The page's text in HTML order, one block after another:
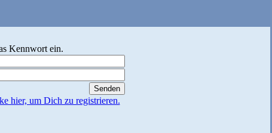
Kennwort ein.
hier, um Dich zu registrieren.